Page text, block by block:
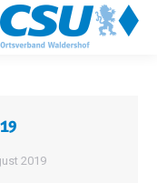
2019